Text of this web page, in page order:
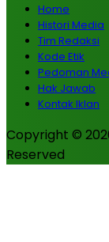
Home
Histori Media
Tim Redaksi
Kode Etik
Pedoman
Hak Jawab
Kontak Iklan
Copyright ©
Reserved